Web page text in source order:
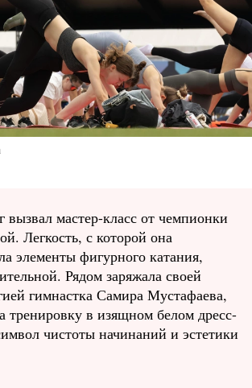
вызвал мастер-класс от чемпионки
Легкость, с которой она
элементы фигурного катания,
Рядом заряжала своей
гимнастка Самира Мустафаева,
тренировку в изящном белом дресс-
чистоты начинаний и эстетики